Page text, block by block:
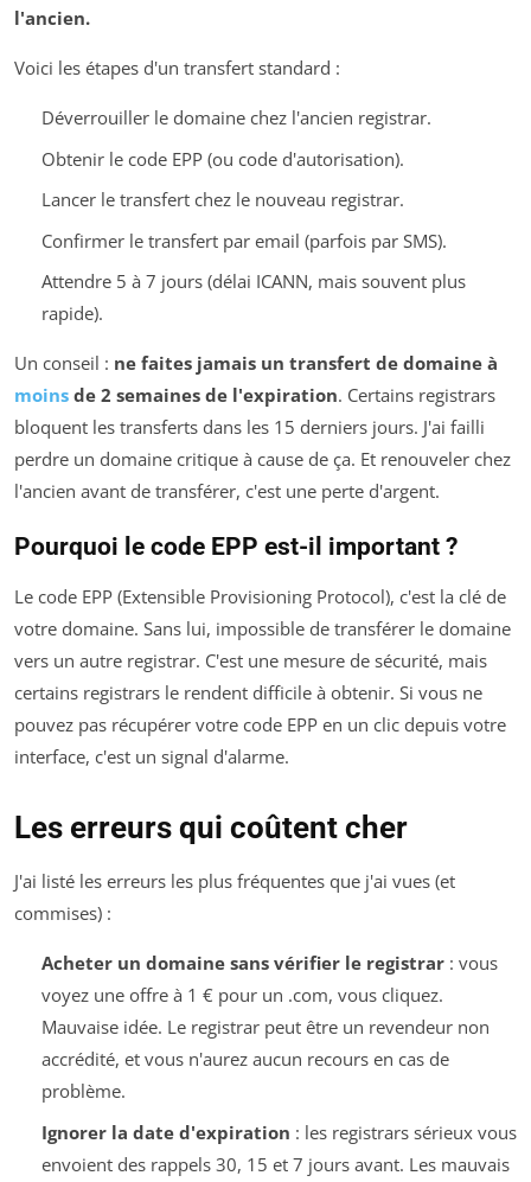
l'ancien.
Voici les étapes d'un transfert standard :
Déverrouiller le domaine chez l'ancien registrar.
Obtenir le code EPP (ou code d'autorisation).
Lancer le transfert chez le nouveau registrar.
Confirmer le transfert par email (parfois par SMS).
Attendre 5 à 7 jours (délai ICANN, mais souvent plus
rapide).
Un conseil : ne faites jamais un transfert de domaine à
moins de 2 semaines de l'expiration. Certains registrars
bloquent les transferts dans les 15 derniers jours. J'ai failli
perdre un domaine critique à cause de ça. Et renouveler chez
l'ancien avant de transférer, c'est une perte d'argent.
Pourquoi le code EPP est-il important ?
Le code EPP (Extensible Provisioning Protocol), c'est la clé de
votre domaine. Sans lui, impossible de transférer le domaine
vers un autre registrar. C'est une mesure de sécurité, mais
certains registrars le rendent difficile à obtenir. Si vous ne
pouvez pas récupérer votre code EPP en un clic depuis votre
interface, c'est un signal d'alarme.
Les erreurs qui coûtent cher
J'ai listé les erreurs les plus fréquentes que j'ai vues (et
commises) :
Acheter un domaine sans vérifier le registrar: vous
voyez une offre à 1 € pour un .com, vous cliquez.
Mauvaise idée. Le registrar peut être un revendeur non
accrédité, et vous n'aurez aucun recours en cas de
problème.
Ignorer la date d'expiration : les registrars sérieux vous
envoient des rappels 30, 15 et 7 jours avant. Les mauvais